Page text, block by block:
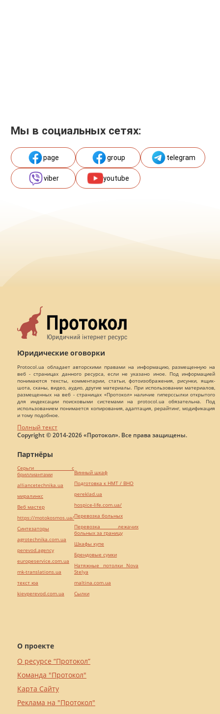
Мы в социальных сетях:
page group telegram
viber youtube
Юридические оговорки
Protocol.ua обладает авторскими правами на информацию, размещенную на
веб - страницах данного ресурса, если не указано иное. Под информацией
понимаются тексты, комментарии, статьи, фотоизображения, рисунки, ящик-
шота, сканы, видео, аудио, другие материалы. При использовании материалов,
размещенных на веб - страницах «Протокол» наличие гиперссылки открытого
для индексации поисковыми системами на protocol.ua обязательна. Под
использованием понимается копирования, адаптация, рерайтинг, модификация
и тому подобное.
Полный текст
Copyright © 2014-2026 «Протокол». Все права защищены.
О проекте
О ресурсе “Протокол”
Команда "Протокол"
Карта Сайту
Реклама на "Протокол"
Партнёры
Серьги с
бриллиантами
alliancetechnika.ua
миралинкс
Веб мастер
https://motokosmos.ua/
Синтезаторы
agrotechnika.com.ua
perevod.agency
europeservice.com.ua
mk-translations.ua
текст юа
kievperevod.com.ua
Винный шкаф
Подготовка к НМТ / ВНО
pereklad.ua
hospice-life.com.ua/
Перевозка больных
Перевозка лежачих
больных за границу
Шкафы купе
Брендовые сумки
Натяжные потолки Nova
Stelya
maltina.com.ua
Cылки